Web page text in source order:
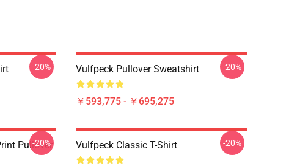
-20% Vulfpeck Pullover Sweatshirt
￥593,775 - ￥695,275
-20%
Pullover
-20% Vulfpeck Classic T-Shirt -20%